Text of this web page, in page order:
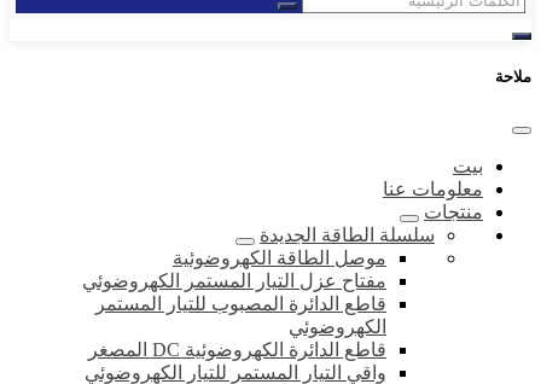
ملاحة
بيت
معلومات عنا
منتجات
سلسلة الطاقة الجديدة
موصل الطاقة الكهروضوئية
مفتاح عزل التيار المستمر الكهروضوئي
قاطع الدائرة المصبوب للتيار المستمر
الكهروضوئي
قاطع الدائرة الكهروضوئية DC المصغر
واقي التيار المستمر للتيار الكهروضوئي